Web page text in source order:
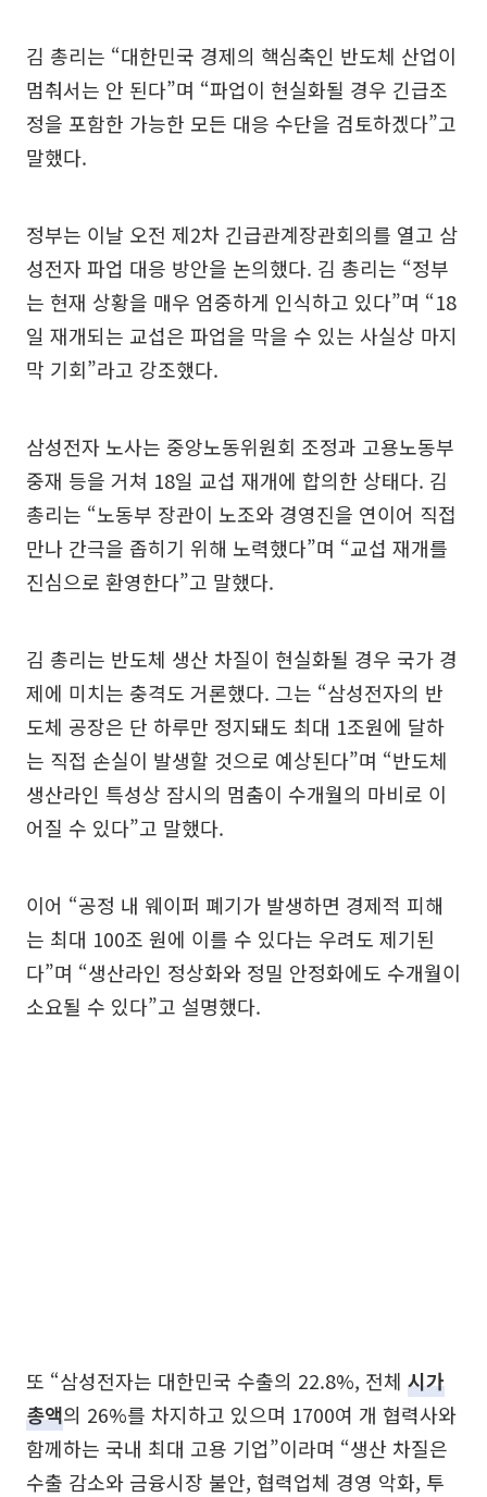
김 총리는 “대한민국 경제의 핵심축인 반도체 산업이
멈춰서는 안 된다”며 “파업이 현실화될 경우 긴급조
정을 포함한 가능한 모든 대응 수단을 검토하겠다”고
말했다.
정부는 이날 오전 제2차 긴급관계장관회의를 열고 삼
성전자 파업 대응 방안을 논의했다. 김 총리는 “정부
는 현재 상황을 매우 엄중하게 인식하고 있다”며 “18
일 재개되는 교섭은 파업을 막을 수 있는 사실상 마지
막 기회”라고 강조했다.
삼성전자 노사는 중앙노동위원회 조정과 고용노동부
중재 등을 거쳐 18일 교섭 재개에 합의한 상태다. 김
총리는 “노동부 장관이 노조와 경영진을 연이어 직접
만나 간극을 좁히기 위해 노력했다”며 “교섭 재개를
진심으로 환영한다”고 말했다.
김 총리는 반도체 생산 차질이 현실화될 경우 국가 경
제에 미치는 충격도 거론했다. 그는 “삼성전자의 반
도체 공장은 단 하루만 정지돼도 최대 1조원에 달하
는 직접 손실이 발생할 것으로 예상된다”며 “반도체
생산라인 특성상 잠시의 멈춤이 수개월의 마비로 이
어질 수 있다”고 말했다.
이어 “공정 내 웨이퍼 폐기가 발생하면 경제적 피해
는 최대 100조 원에 이를 수 있다는 우려도 제기된
다”며 “생산라인 정상화와 정밀 안정화에도 수개월이
소요될 수 있다”고 설명했다.
또 “삼성전자는 대한민국 수출의 22.8%, 전체 시가
총액의 26%를 차지하고 있으며 1700여 개 협력사와
함께하는 국내 최대 고용 기업”이라며 “생산 차질은
수출 감소와 금융시장 불안, 협력업체 경영 악화, 투